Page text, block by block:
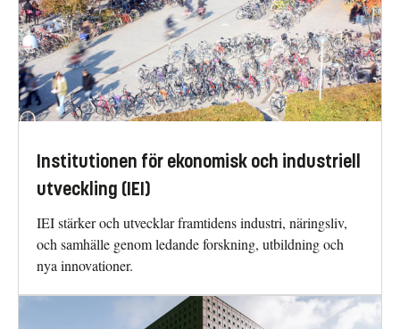
Institutionen för ekonomisk och industriell
utveckling (IEI)
IEI stärker och utvecklar framtidens industri, näringsliv,
och samhälle genom ledande forskning, utbildning och
nya innovationer.